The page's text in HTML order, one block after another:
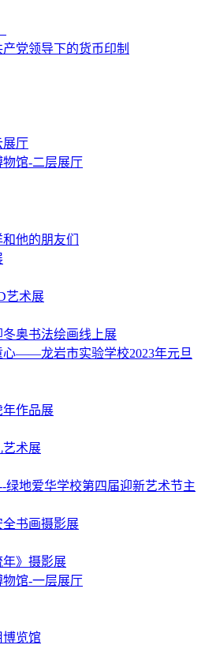
党领导下的货币印制
展厅
馆-二层展厅
他的朋友们
艺术展
奥书法绘画线上展
心——龙岩市实验学校2023年元旦
年作品展
术展
绿地爱华学校第四届迎新艺术节主
书画摄影展
》摄影展
馆-一层展厅
览馆